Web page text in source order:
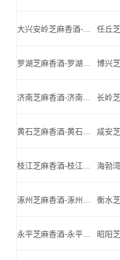
大兴安岭芝麻香酒-大兴安岭名酒-大兴安岭小北门_大兴安岭芝麻香酒厂家
罗湖芝麻香酒-罗湖名酒-罗湖小北门_罗湖芝麻香酒厂家
济南芝麻香酒-济南名酒-济南小北门_济南芝麻香酒厂家
黄石芝麻香酒-黄石名酒-黄石小北门_黄石芝麻香酒厂家
枝江芝麻香酒-枝江名酒-枝江小北门_枝江芝麻香酒厂家
涿州芝麻香酒-涿州名酒-涿州小北门_涿州芝麻香酒厂家
永平芝麻香酒-永平名酒-永平小北门_永平芝麻香酒厂家